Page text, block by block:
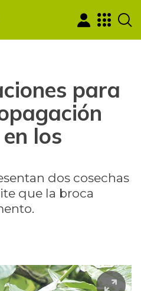
para
los
dos cosechas
que la broca